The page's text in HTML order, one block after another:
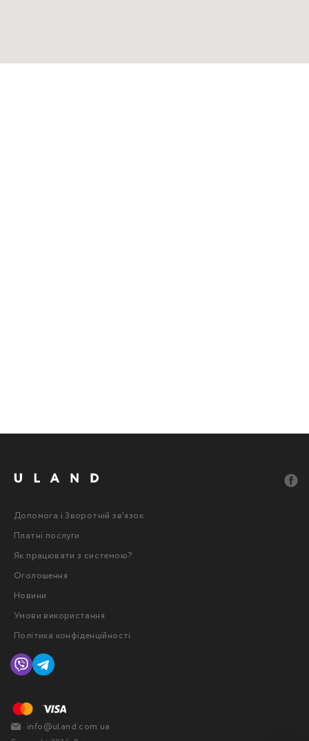
Допомога і Зворотній зв'язок
Платні послуги
Як працювати з системою?
Оголошення
Новини
Умови використання
Політика конфіденційності
info@uland.com.ua